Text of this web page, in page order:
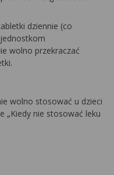
dziennie (co
wolno przekraczać
wolno stosować u dzieci
„Kiedy nie stosować leku